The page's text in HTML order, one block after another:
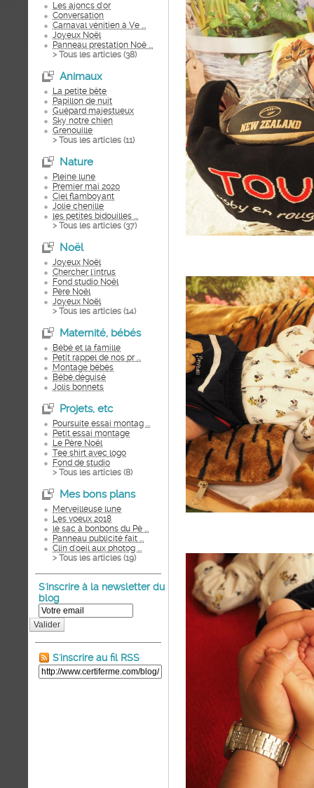
Les ajoncs d'or
Conversation
Carnaval vénitien à Ve ...
Joyeux Noël
Panneau prestation Noë ...
> Tous les articles (38)
Animaux
La petite bête
Papillon de nuit
Guépard majestueux
Sky notre chien
Grenouille
> Tous les articles (11)
Nature
Pleine lune
Premier mai 2020
Ciel flamboyant
Jolie chenille
les petites bidouilles ...
> Tous les articles (37)
Noël
Joyeux Noël
Chercher l'intrus
Fond studio Noël
Père Noël
Joyeux Noël
> Tous les articles (14)
Maternité, bébés
Bébé et la famille
Petit rappel de nos pr ...
Montage bébés
Bébé déguisé
Jolis bonnets
Projets, etc
Poursuite essai montag ...
Petit essai montage
Le Père Noël
Tee shirt avec logo
Fond de studio
> Tous les articles (8)
Mes bons plans
Merveilleuse lune
Les voeux 2018
le sac à bonbons du Pè ...
Panneau publicité fait ...
Clin d'oeil aux photog ...
> Tous les articles (19)
S'inscrire à la newsletter du
blog
Valider
S'inscrire au fil RSS